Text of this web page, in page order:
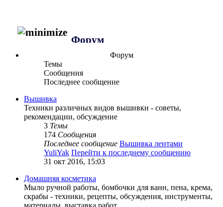
Форум
Форум
Темы
Сообщения
Последнее сообщение
Вышивка
Техники различных видов вышивки - советы,
рекомендации, обсуждение
3 Темы
174 Сообщения
Последнее сообщение Вышивка лентами
YuliYak Перейти к последнему сообщению
31 окт 2016, 15:03
Домашняя косметика
Мыло ручной работы, бомбочки для ванн, пена, крема,
скрабы - техники, рецепты, обсуждения, инструменты,
материалы, выставка работ